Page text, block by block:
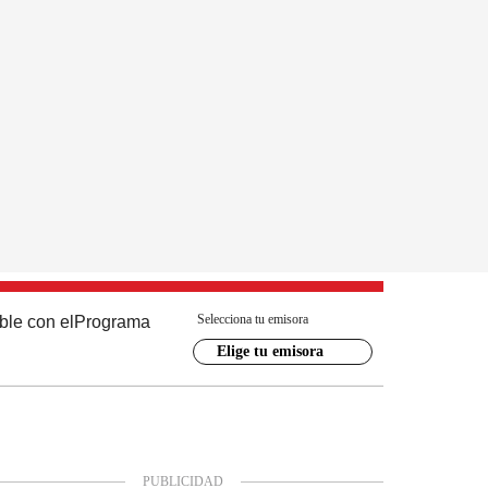
con el Programa Selecciona tu emisora
Elige tu emisora